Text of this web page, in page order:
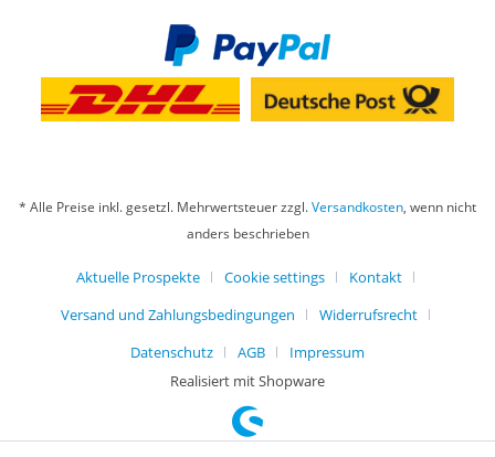
* Alle Preise inkl. gesetzl. Mehrwertsteuer zzgl.Versandkosten, wenn nicht
anders beschrieben
Aktuelle Prospekte Cookie settings
Kontakt
Versand und Zahlungsbedingungen
Widerrufsrecht
Datenschutz
AGB
Impressum
Realisiert mit Shopware